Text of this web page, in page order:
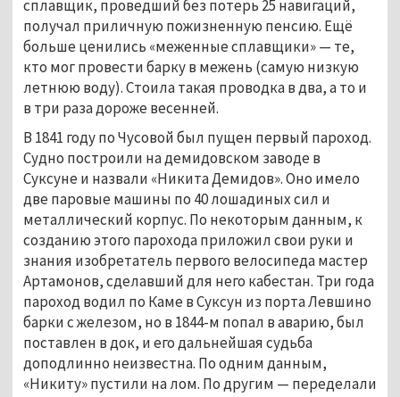
сплавщик, проведший без потерь 25 навигаций,
получал приличную пожизненную пенсию. Ещё
больше ценились «меженные сплавщики» — те,
кто мог провести барку в межень (самую низкую
летнюю воду). Стоила такая проводка в два, а то и
в три раза дороже весенней.
В 1841 году по Чусовой был пущен первый пароход.
Судно построили на демидовском заводе в
Суксуне и назвали «Никита Демидов». Оно имело
две паровые машины по 40 лошадиных сил и
металлический корпус. По некоторым данным, к
созданию этого парохода приложил свои руки и
знания изобретатель первого велосипеда мастер
Артамонов, сделавший для него кабестан. Три года
пароход водил по Каме в Суксун из порта Левшино
барки с железом, но в 1844-м попал в аварию, был
поставлен в док, и его дальнейшая судьба
доподлинно неизвестна. По одним данным,
«Никиту» пустили на лом. По другим — переделали